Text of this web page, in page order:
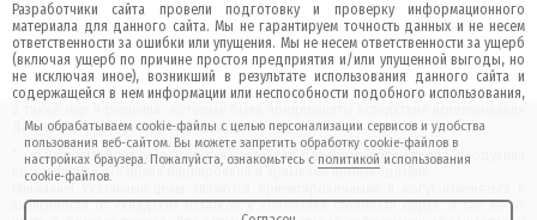
Разработчики сайта провели подготовку и проверку информационного
материала для данного сайта. Мы не гарантируем точность данных и не несем
ответственности за ошибки или упущения. Мы не несем ответственности за ущерб
(включая ущерб по причине простоя предприятия и/или упущенной выгоды, но
не исключая иное), возникший в результате использования данного сайта и
содержащейся в нем информации или неспособности подобного использования,
данного сайта и данной информации.
* - данное изображение является картинкой декоративного смысла, продукция
поставляемая оснащена маркировкой и ярлыками производителя
зависимости от складских остатков и колебаний стоимости сырья, а так же от
Мы обрабатываем cookie-файлы с целью персонализации сервисов и удобства
пользования веб-сайтом. Вы можете запретить обработку cookie-файлов в
настройках браузера. Пожалуйста, ознакомьтесь с политикой использования
cookie-файлов.